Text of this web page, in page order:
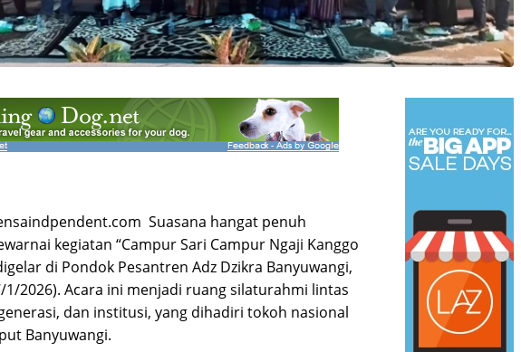
Suasana hangat penuh
kegiatan “Campur Sari Campur Ngaji Kanggo
di Pondok Pesantren Adz Dzikra Banyuwangi,
1/2026). Acara ini menjadi ruang silaturahmi lintas
dan institusi, yang dihadiri tokoh nasional
Banyuwangi.